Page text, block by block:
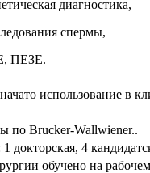
диагностика,
спермы,
ПЕЗЕ.
использование в
Brucker-Wallwiener..
докторская, 4
обучено на